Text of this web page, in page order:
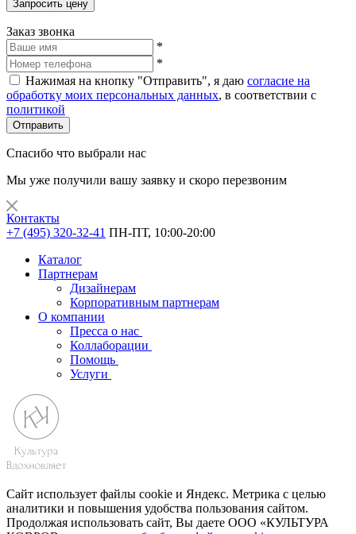
Запросить цену
Заказ звонка
*
*
Нажимая на кнопку "Отправить", я даю согласие на
обработку моих персональных данных, в соответствии с
политикой
Отправить
Спасибо что выбрали нас
Мы уже получили вашу заявку и скоро перезвоним
Контакты
+7 (495) 320-32-41 ПН-ПТ, 10:00-20:00
Каталог
Партнерам
Дизайнерам
Корпоративным партнерам
О компании
Пресса о нас
Коллаборации
Помощь
Услуги
Сайт использует файлы cookie и Яндекс. Метрика с целью
аналитики и повышения удобства пользования сайтом.
Продолжая использовать сайт, Вы даете ООО «КУЛЬТУРА